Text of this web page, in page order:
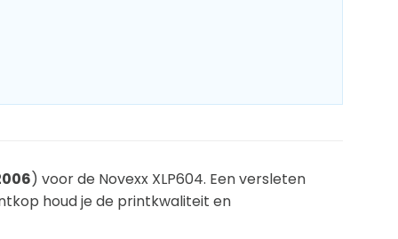
) voor de Novexx XLP604. Een versleten
houd je de printkwaliteit en